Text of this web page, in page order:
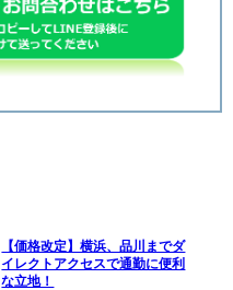
【価格改定】横浜、品川までダ
イレクトアクセスで通勤に便利
な立地！